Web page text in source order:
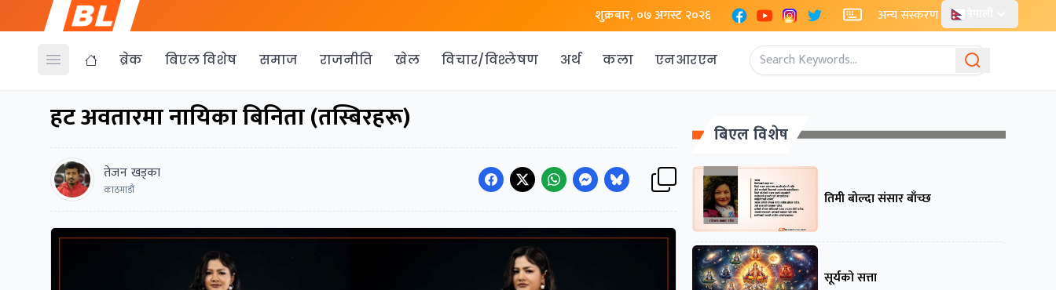
शुक्रबार, ०७ अगस्ट २०२६ FacebookYouTubeInstagram
X अन्य संस्करण
Open menu ब्रेक बिएल विशेष समाज राजनीति खेल विचार/विश्लेषण अर्थ कला एनआरएन
हट अवतारमा नायिका बिनिता (तस्बिरहरू)
तेजन खड्का
काठमाडौं
बिएल विशेष
तिमी बोल्दा संसार बाँच्छ
सूर्यको सत्ता